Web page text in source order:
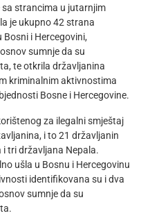
sa strancima u jutarnjim
je ukupno 42 strana
i Hercegovini,
sumnje da su
te otkrila državljanina
kriminalnim aktivnostima
Bosne i Hercegovine.
za ilegalni smještaj
i to 21 državljanin
tri državljana Nepala.
ušla u Bosnu i Hercegovinu
identifikovana su i dva
sumnje da su